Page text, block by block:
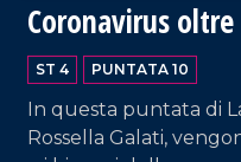
Coronavirus
ST 4 PUNTATA 10
In questa puntata di
Rossella Galati,
VAI AL TITOLO